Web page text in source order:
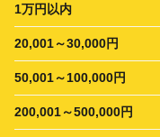
1万円以内
20,001～30,000円
50,001～100,000円
200,001～500,000円